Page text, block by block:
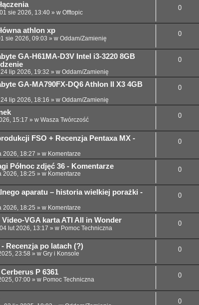
01 sie 2026, 13:40 » w Offtopic
0
athlon xp
sie 2026, 09:03 » w Oddam/Zamienię
0
GA-H61MA-D3V Intel i3-3220 8GB
24 lip 2026, 19:32 » w Oddam/Zamienię
0
GA-MA790FX-DQ6 Athlon II X3 4GB
24 lip 2026, 18:16 » w Oddam/Zamienię
0
15:17 » w Wasza Twórczość
0
FSO + Recenzja Pentaxa MX -
2026, 18:27 » w Komentarze
0
Północ zdjęć 36 - Komentarze
2026, 18:25 » w Komentarze
0
aparatu – historia wielkiej porażki -
2026, 18:25 » w Komentarze
0
VGA karta ATI All in Wonder
04 lut 2026, 13:17 » w Pomoc Techniczna
0
Recenzja po latach (?)
23:58 » w Gry i Konsole
0
P 6361
07:00 » w Pomoc Techniczna
0
0